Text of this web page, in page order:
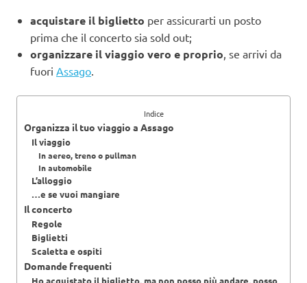
acquistare il biglietto per assicurarti un posto
prima che il concerto sia sold out;
organizzare il viaggio vero e proprio , se arrivi da
fuori Assago
Indice
Organizza il tuo viaggio a Assago
Il viaggio
In aereo, treno o pullman
In automobile
L’alloggio
…e se vuoi mangiare
Il concerto
Regole
Biglietti
Scaletta e ospiti
Domande frequenti
Ho acquistato il biglietto, ma non posso più andare, posso